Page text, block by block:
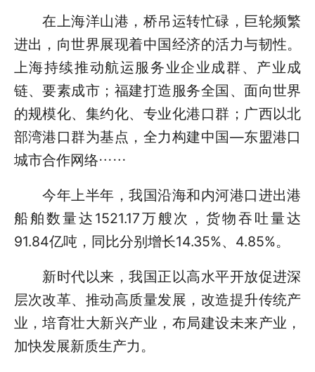
在上海洋山港，桥吊运转忙碌，巨轮频繁
进出，向世界展现着中国经济的活力与韧性。
上海持续推动航运服务业企业成群、产业成
链、要素成市；福建打造服务全国、面向世界
的规模化、集约化、专业化港口群；广西以北
部湾港口群为基点，全力构建中国—东盟港口
城市合作网络……
今年上半年，我国沿海和内河港口进出港
船舶数量达1521.17万艘次，货物吞吐量达
91.84亿吨，同比分别增长14.35%、4.85%。
新时代以来，我国正以高水平开放促进深
层次改革、推动高质量发展，改造提升传统产
业，培育壮大新兴产业，布局建设未来产业，
加快发展新质生产力。